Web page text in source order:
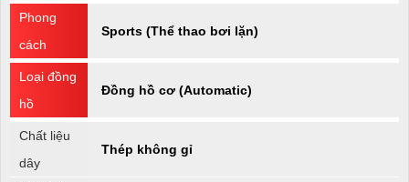
Phong
cách
Sports (Thể thao bơi lặn)
Loại đồng
hồ
Đồng hồ cơ (Automatic)
Chất liệu
dây
Thép không gỉ